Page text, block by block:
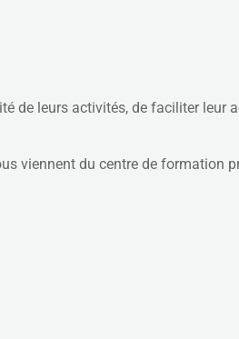
de leurs activités, de faciliter leur
viennent du centre de formation